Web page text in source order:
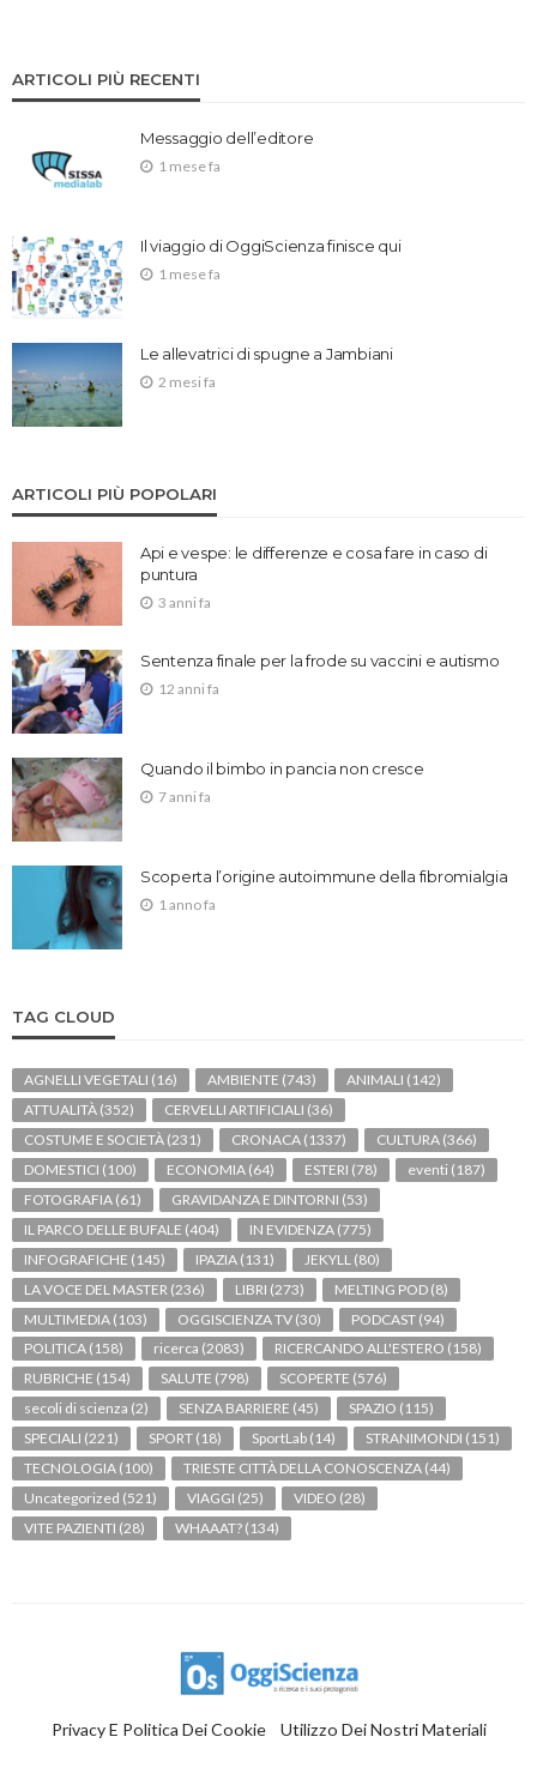
ARTICOLI PIÙ RECENTI
Messaggio dell’editore
1 mese fa
Il viaggio di OggiScienza finisce qui
1 mese fa
Le allevatrici di spugne a Jambiani
2 mesi fa
ARTICOLI PIÙ POPOLARI
Api e vespe: le differenze e cosa fare in caso di
puntura
3 anni fa
Sentenza finale per la frode su vaccini e autismo
12 anni fa
Quando il bimbo in pancia non cresce
7 anni fa
Scoperta l’origine autoimmune della fibromialgia
1 anno fa
TAG CLOUD
AGNELLI VEGETALI (16) AMBIENTE (743) ANIMALI (142)
ATTUALITÀ (352) CERVELLI ARTIFICIALI (36)
COSTUME E SOCIETÀ (231) CRONACA (1337) CULTURA (366)
DOMESTICI (100) ECONOMIA (64) ESTERI (78) eventi (187)
FOTOGRAFIA (61) GRAVIDANZA E DINTORNI (53)
IL PARCO DELLE BUFALE (404) IN EVIDENZA (775)
INFOGRAFICHE (145) IPAZIA (131) JEKYLL (80)
LA VOCE DEL MASTER (236) LIBRI (273) MELTING POD (8)
MULTIMEDIA (103) OGGISCIENZA TV (30) PODCAST (94)
POLITICA (158) ricerca (2083) RICERCANDO ALL'ESTERO (158)
RUBRICHE (154) SALUTE (798) SCOPERTE (576)
secoli di scienza (2) SENZA BARRIERE (45) SPAZIO (115)
SPECIALI (221) SPORT (18) SportLab (14) STRANIMONDI (151)
TECNOLOGIA (100) TRIESTE CITTÀ DELLA CONOSCENZA (44)
Uncategorized (521) VIAGGI (25) VIDEO (28)
VITE PAZIENTI (28) WHAAAT? (134)
Privacy E Politica Dei Cookie Utilizzo Dei Nostri Materiali